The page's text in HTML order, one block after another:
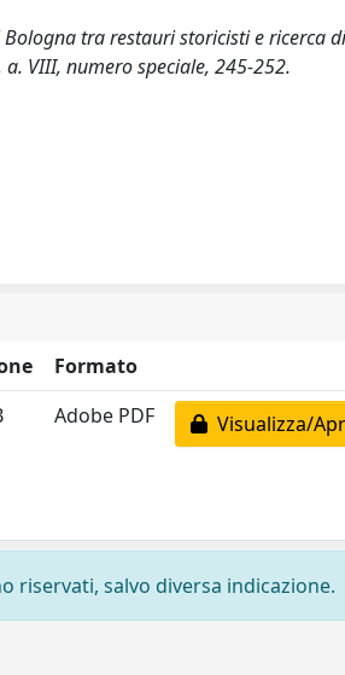
Bologna tra restauri storicisti e ricerca
a. VIII, numero speciale, 245-252.
Formato
Adobe PDF Visualizza/
riservati, salvo diversa indicazione.